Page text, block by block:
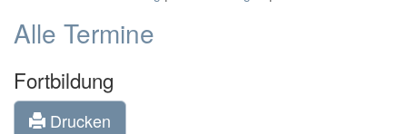
Alle Termine
Fortbildung
Drucken